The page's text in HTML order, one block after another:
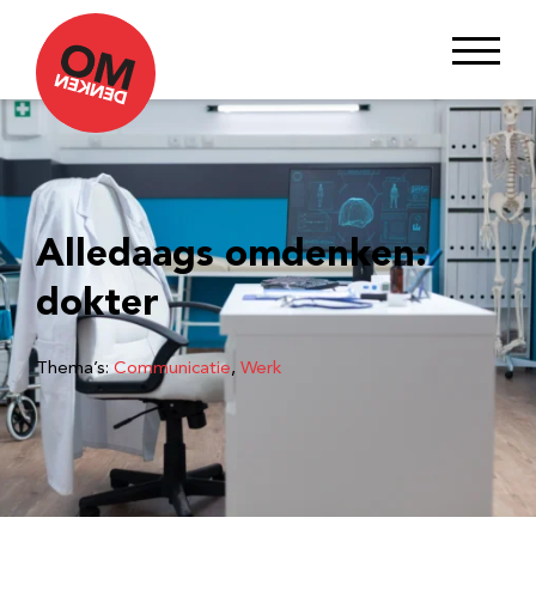
Alledaags omdenken:
dokter
Thema’s: Communicatie, Werk